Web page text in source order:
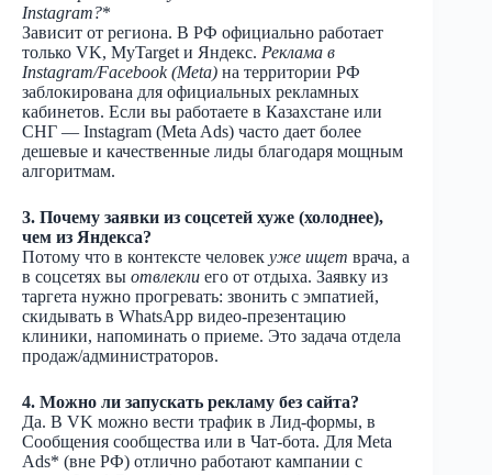
Instagram?*
Зависит от региона. В РФ официально работает
только VK, MyTarget и Яндекс. Реклама в
Instagram/Facebook (Meta) на территории РФ
заблокирована для официальных рекламных
кабинетов. Если вы работаете в Казахстане или
СНГ — Instagram (Meta Ads) часто дает более
дешевые и качественные лиды благодаря мощным
алгоритмам.
3. Почему заявки из соцсетей хуже (холоднее),
чем из Яндекса?
Потому что в контексте человек уже ищет врача, а
в соцсетях вы отвлекли его от отдыха. Заявку из
таргета нужно прогревать: звонить с эмпатией,
скидывать в WhatsApp видео-презентацию
клиники, напоминать о приеме. Это задача отдела
продаж/администраторов.
4. Можно ли запускать рекламу без сайта?
Да. В VK можно вести трафик в Лид-формы, в
Сообщения сообщества или в Чат-бота. Для Meta
Ads* (вне РФ) отлично работают кампании с